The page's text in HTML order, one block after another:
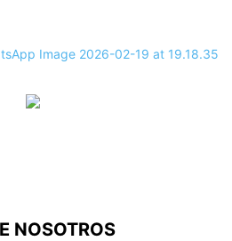
NOSOTROS